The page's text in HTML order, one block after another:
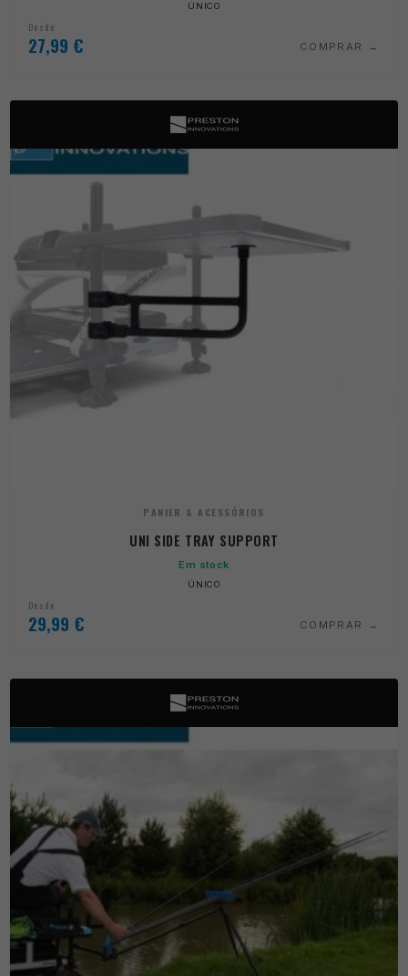
ÚNICO
Desde
27,99 € COMPRAR
PANIER & ACESSÓRIOS
UNI SIDE TRAY SUPPORT
Em stock
ÚNICO
Desde
29,99 € COMPRAR